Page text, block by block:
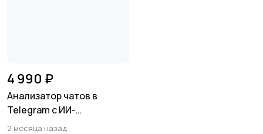
4 990 ₽
Анализатор чатов в
Telegram с ИИ-
ассистентом СhatGPT 5.5
2 месяца назад